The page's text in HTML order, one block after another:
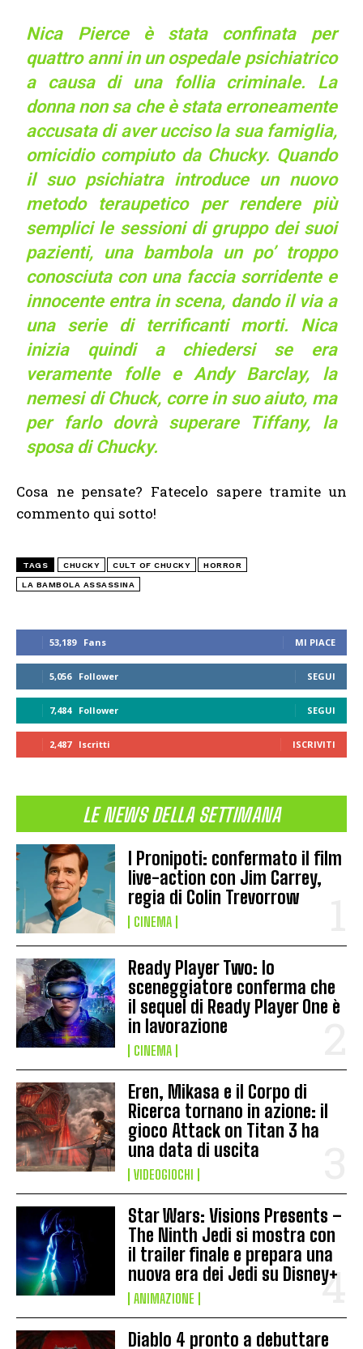
53,189 Fans MI PIACE
5,056 Follower SEGUI
7,484 Follower SEGUI
2,487 Iscritti ISCRIVITI
LE NEWS DELLA SETTIMANA
I Pronipoti: confermato il film
live-action con Jim Carrey,
regia di Colin Trevorrow
CINEMA
Ready Player Two: lo
sceneggiatore conferma che
il sequel di Ready Player One è
in lavorazione
CINEMA
Eren, Mikasa e il Corpo di
Ricerca tornano in azione: il
gioco Attack on Titan 3 ha
una data di uscita
VIDEOGIOCHI
Star Wars: Visions Presents –
The Ninth Jedi si mostra con
il trailer finale e prepara una
nuova era dei Jedi su Disney+
ANIMAZIONE
Diablo 4 pronto a debuttare
Nica Pierce è stata confinata per
quattro anni in un ospedale psichiatrico
a causa di una follia criminale. La
donna non sa che è stata erroneamente
accusata di aver ucciso la sua famiglia,
omicidio compiuto da Chucky. Quando
il suo psichiatra introduce un nuovo
metodo teraupetico per rendere più
semplici le sessioni di gruppo dei suoi
pazienti, una bambola un po’ troppo
conosciuta con una faccia sorridente e
innocente entra in scena, dando il via a
una serie di terrificanti morti. Nica
inizia quindi a chiedersi se era
veramente folle e Andy Barclay, la
nemesi di Chuck, corre in suo aiuto, ma
per farlo dovrà superare Tiffany, la
sposa di Chucky.
Cosa ne pensate? Fatecelo sapere tramite un
commento qui sotto!
TAGS CHUCKY CULT OF CHUCKY HORROR
LA BAMBOLA ASSASSINA